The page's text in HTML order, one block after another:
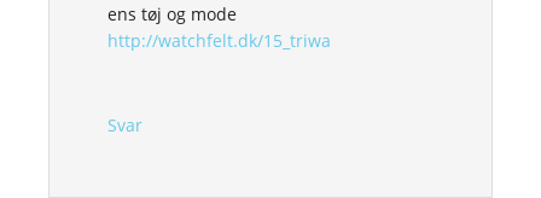
ens tøj og mode
http://watchfelt.dk/15_triwa
Svar